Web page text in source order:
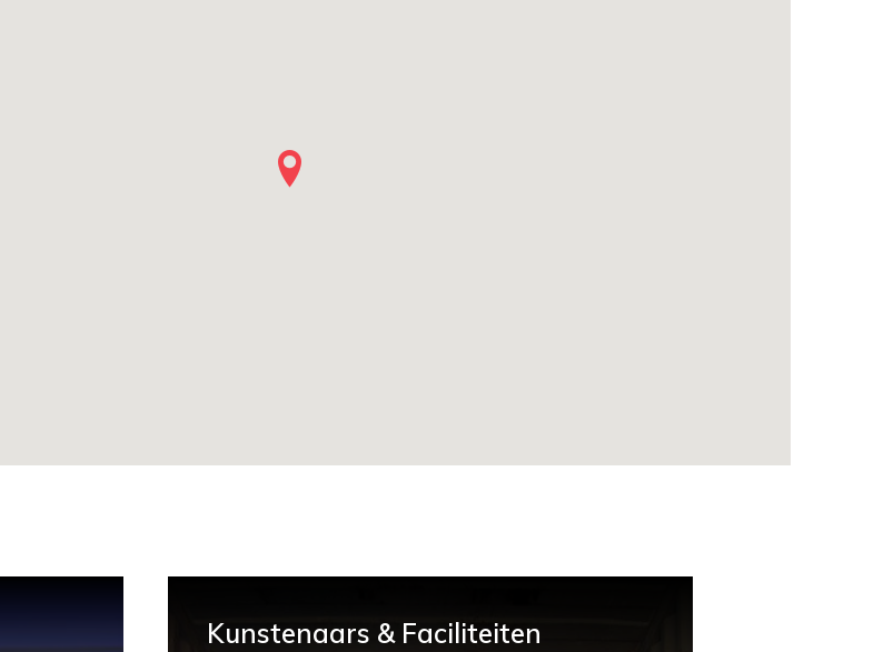
Kunstenaars & Faciliteiten